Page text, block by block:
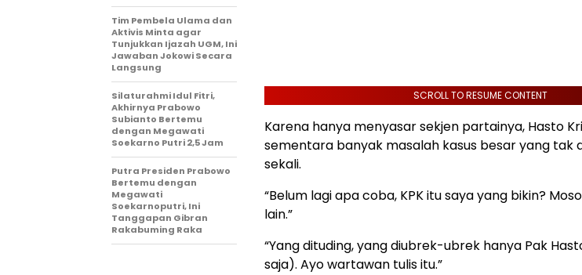
SCROLL TO RESUME CONTENT
Karena hanya menyasar sekjen partainya, Hasto
sementara banyak masalah kasus besar yang tak
sekali.
“Belum lagi apa coba, KPK itu saya yang bikin?
lain.”
“Yang dituding, yang diubrek-ubrek hanya Pak
saja). Ayo wartawan tulis itu.”
Tim Pembela Ulama dan
Aktivis Minta agar
Tunjukkan Ijazah UGM, Ini
Jawaban Jokowi Secara
Langsung
Silaturahmi Idul Fitri,
Akhirnya Prabowo
Subianto Bertemu
dengan Megawati
Soekarno Putri 2,5 Jam
Putra Presiden Prabowo
Bertemu dengan
Megawati
Soekarnoputri, Ini
Tanggapan Gibran
Rakabuming Raka